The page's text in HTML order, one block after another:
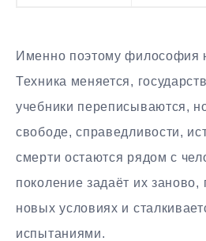
Именно поэтому философия
Техника меняется,
учебники переписываются,
свободе, справедливости,
смерти остаются рядом с
поколение задаёт их заново,
новых условиях и
испытаниями.